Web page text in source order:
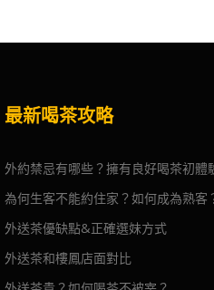
最新喝茶攻略
外約禁忌有哪些？擁有良好喝茶初體
為何生客不能約住家？如何成為熟客
外送茶優缺點&正確選妹方式
外送茶和樓鳳店面對比